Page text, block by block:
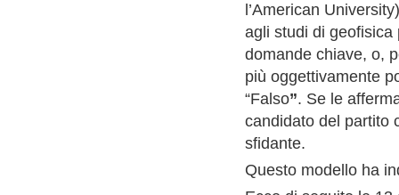
l’American
agli studi di
domande chiave, o,
più oggettivamente
“Falso”. Se le
candidato del partito
sfidante.
Questo modello ha